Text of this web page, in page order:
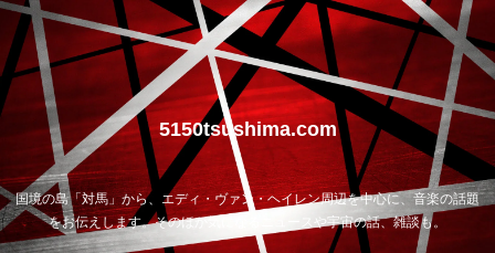
5150tsushima.com
国境の島「対馬」から、エディ・ヴァン・ヘイレン周辺を中心に、音楽の話題
をお伝えします。そのほか気になるニュースや宇宙の話、雑談も。